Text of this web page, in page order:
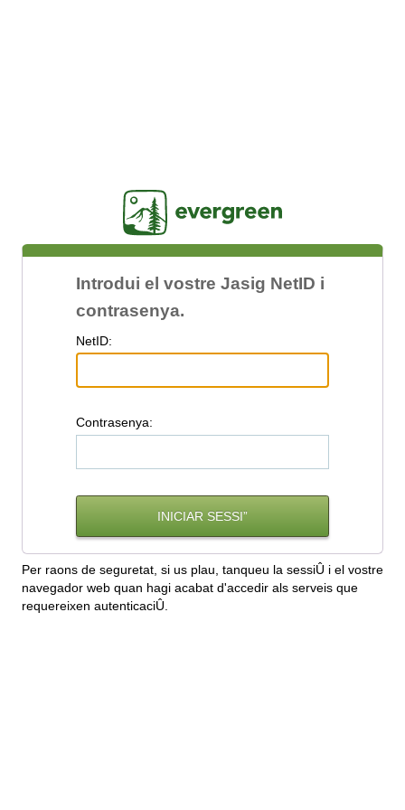
Introdui el vostre Jasig NetID i
contrasenya.
NetID:
Contrasenya:
Per raons de seguretat, si us plau, tanqueu la sessiÛ i el vostre
navegador web quan hagi acabat d'accedir als serveis que
requereixen autenticaciÛ.